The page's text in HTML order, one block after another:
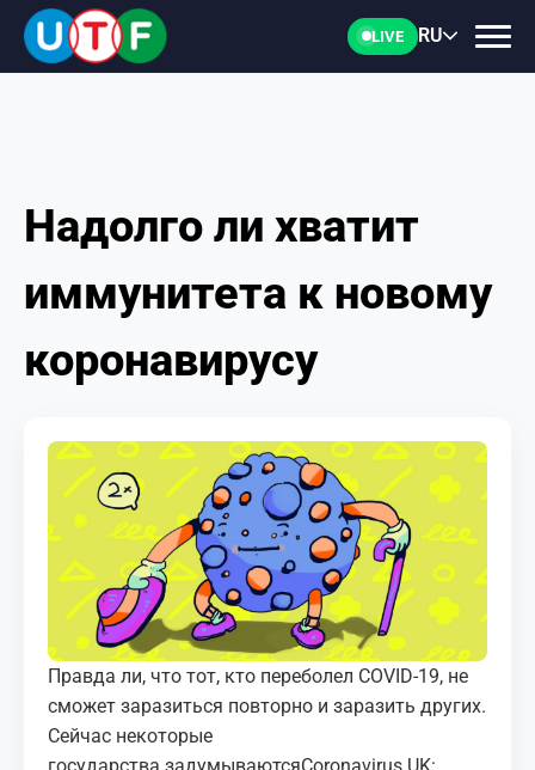
LIVE RU
ГЛАВНАЯ
ФТУ
НОВОСТИ
ПЕРСОНАЛИИ
МЕДИА
КОРТЫ
КОНТАКТЫ
UZ-PIN
Надолго ли хватит
иммунитета к новому
коронавирусу
Правда ли, что тот, кто переболел COVID-19, не
сможет заразиться повторно и заразить других.
Сейчас некоторые